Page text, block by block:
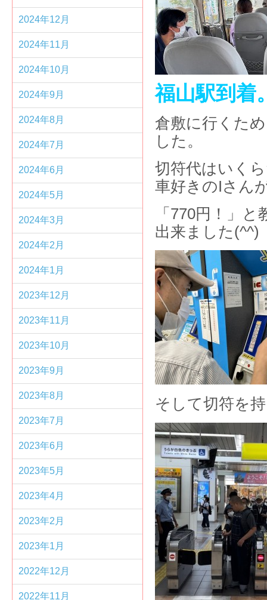
福山駅到着
倉敷に行くた
した。
切符代はいく
車好きのIさん
「770円！」
出来ました(^^)
そして切符を
2024年12月
2024年11月
2024年10月
2024年9月
2024年8月
2024年7月
2024年6月
2024年5月
2024年3月
2024年2月
2024年1月
2023年12月
2023年11月
2023年10月
2023年9月
2023年8月
2023年7月
2023年6月
2023年5月
2023年4月
2023年2月
2023年1月
2022年12月
2022年11月